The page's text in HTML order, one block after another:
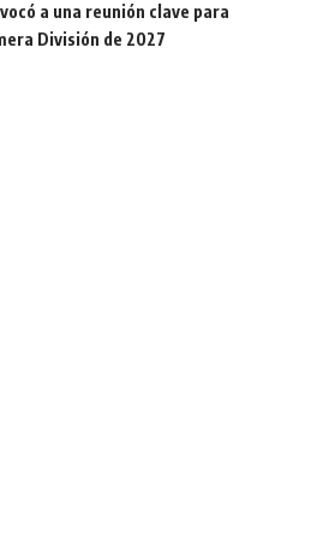
a una reunión clave para
División de 2027